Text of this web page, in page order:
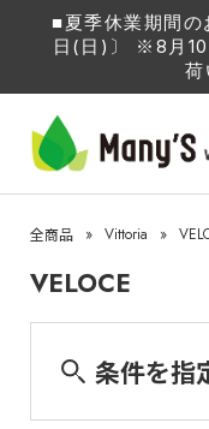
■夏季休業期間の
日(日)〕 ※8月10
荷
全商品 » Vittoria »
VELOCE
条件を指